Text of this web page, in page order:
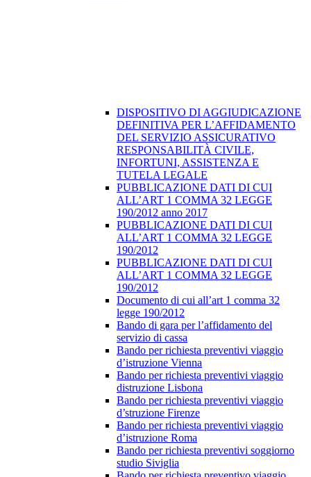
DISPOSITIVO DI AGGIUDICAZIONE
DEFINITIVA PER L’AFFIDAMENTO
DEL SERVIZIO ASSICURATIVO
RESPONSABILITÀ CIVILE,
INFORTUNI, ASSISTENZA E
TUTELA LEGALE
PUBBLICAZIONE DATI DI CUI
ALL’ART 1 COMMA 32 LEGGE
190/2012 anno 2017
PUBBLICAZIONE DATI DI CUI
ALL’ART 1 COMMA 32 LEGGE
190/2012
PUBBLICAZIONE DATI DI CUI
ALL’ART 1 COMMA 32 LEGGE
190/2012
Documento di cui all’art 1 comma 32
legge 190/2012
Bando di gara per l’affidamento del
servizio di cassa
Bando per richiesta preventivi viaggio
d’istruzione Vienna
Bando per richiesta preventivi viaggio
distruzione Lisbona
Bando per richiesta preventivi viaggio
d’struzione Firenze
Bando per richiesta preventivi viaggio
d’istruzione Roma
Bando per richiesta preventivi soggiorno
studio Siviglia